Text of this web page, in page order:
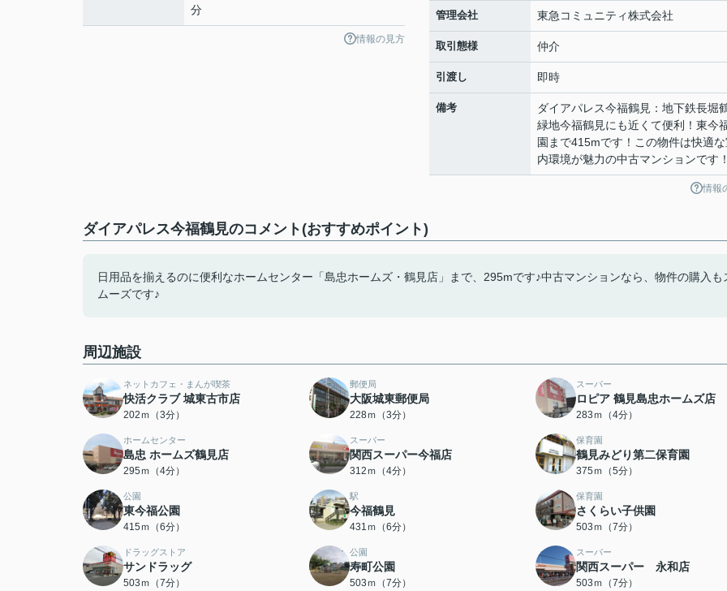
分
情報の見方
管理会社 東急コミュニティ株式会社
取引態様 仲介
引渡し 即時
備考
ダイアパレス今福鶴見：地下鉄長堀
緑地今福鶴見にも近くて便利！東今
園まで415mです！この物件は快適な
内環境が魅力の中古マンションです！
情報
ダイアパレス今福鶴見のコメント(おすすめポイント)
日用品を揃えるのに便利なホームセンター「島忠ホームズ・鶴見店」まで、295mです♪中古マンションなら、物件の購入も
ムーズです♪
周辺施設
ネットカフェ・まんが喫茶
快活クラブ 城東古市店
202ｍ（3分）
郵便局
大阪城東郵便局
228ｍ（3分）
スーパー
ロピア 鶴見島忠ホームズ店
283ｍ（4分）
ホームセンター
島忠 ホームズ鶴見店
295ｍ（4分）
スーパー
関西スーパー今福店
312ｍ（4分）
保育園
鶴見みどり第二保育園
375ｍ（5分）
公園
東今福公園
415ｍ（6分）
駅
今福鶴見
431ｍ（6分）
保育園
さくらい子供園
503ｍ（7分）
ドラッグストア
サンドラッグ
503ｍ（7分）
公園
寿町公園
503ｍ（7分）
スーパー
関西スーパー 永和店
503ｍ（7分）